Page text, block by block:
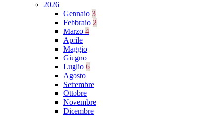
2026
Gennaio 3
Febbraio 2
Marzo 4
Aprile
Maggio
Giugno
Luglio 6
Agosto
Settembre
Ottobre
Novembre
Dicembre